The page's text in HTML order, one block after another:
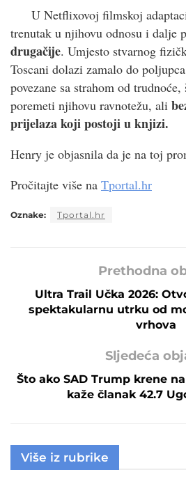
U Netflixovoj filmskoj
trenutak u njihovu odnosu i dalje
drugačije. Umjesto stvarnog
Toscani dolazi zamalo do
povezane sa strahom od
poremeti njihovu ravnotežu, ali
prijelaza koji postoji u knjizi.
Henry je objasnila da je na toj
Pročitajte više na Tportal.hr
Oznake: Tportal.hr
Prethodna
Ultra Trail Učka 2026:
spektakularnu utrku od
vrhova
Sljedeća
Što ako SAD Trump krene
kaže članak 42.7
Više iz rubrike